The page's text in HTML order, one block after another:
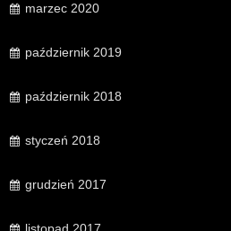
marzec 2020
październik 2019
październik 2018
styczeń 2018
grudzień 2017